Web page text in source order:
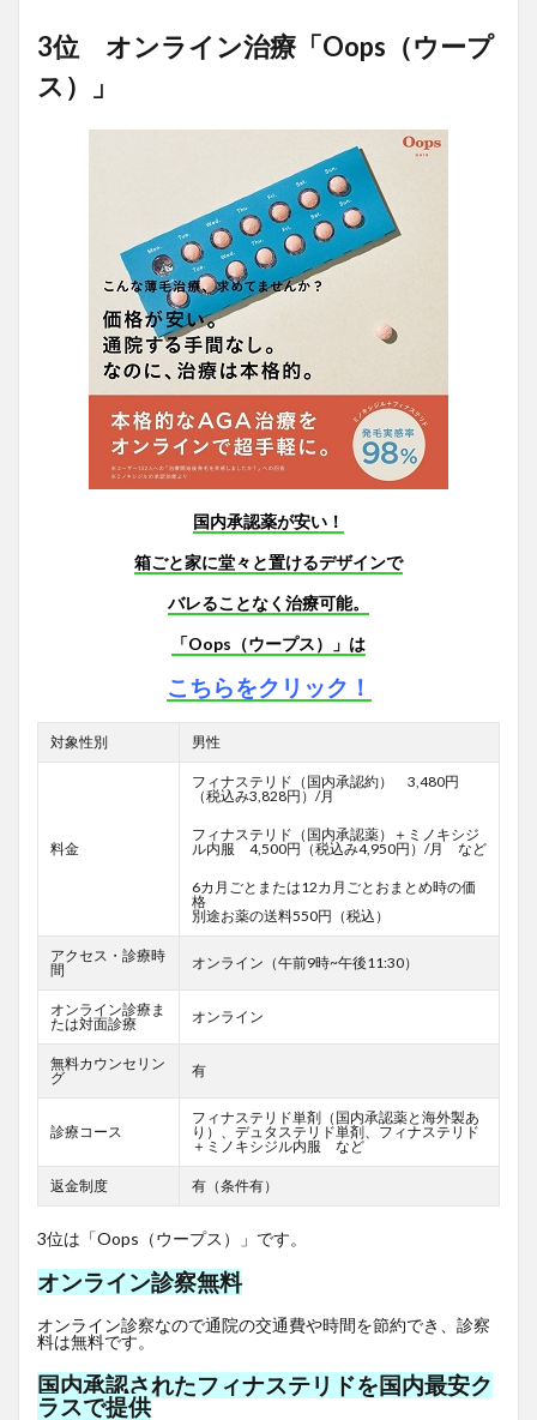
3位 オンライン治療「Oops（ウープ
ス）」
国内承認薬が安い！
箱ごと家に堂々と置けるデザインで
バレることなく治療可能。
「Oops（ウープス）」は
こちらをクリック！
対象性別 男性
料金
フィナステリド（国内承認約） 3,480円
（税込み3,828円）/月
フィナステリド（国内承認薬）＋ミノキシジ
ル内服 4,500円（税込み4,950円）/月 など
6カ月ごとまたは12カ月ごとおまとめ時の価
格
別途お薬の送料550円（税込）
アクセス・診療時
間
オンライン（午前9時~午後11:30）
オンライン診療ま
たは対面診療
オンライン
無料カウンセリン
グ
有
診療コース
フィナステリド単剤（国内承認薬と海外製あ
り）、デュタステリド単剤、フィナステリド
＋ミノキシジル内服 など
返金制度 有（条件有）
3位は「Oops（ウープス）」です。
オンライン診察無料
オンライン診察なので通院の交通費や時間を節約でき、診察
料は無料です。
国内承認されたフィナステリドを国内最安ク
ラスで提供